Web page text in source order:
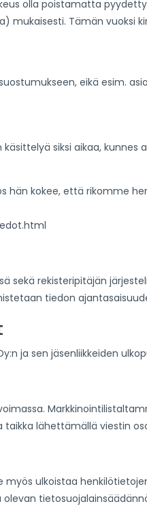
olla poistamatta
mukaisesti. Tämän vuoksi
eikä esim.
siksi aikaa, kunnes
hän kokee, että rikomme
rekisteripitäjän
tiedon
ja sen jäsenliikkeiden
lähettämällä viestin
ulkoistaa